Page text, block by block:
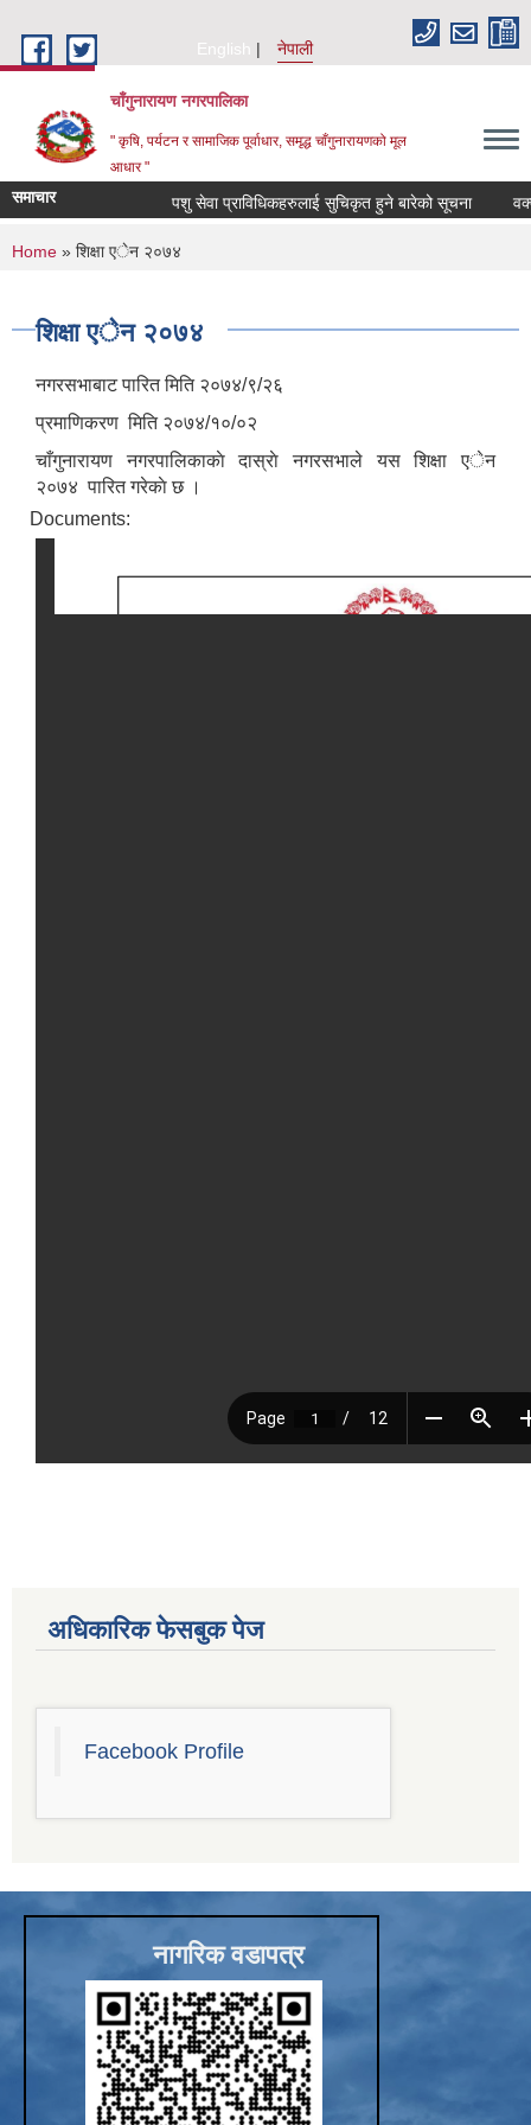
English
नेपाली
चाँगुनारायण नगरपालिका
" कृषि, पर्यटन र सामाजिक पूर्वाधार, समृद्ध चाँगुनारायणको मूल
आधार "
समाचार पशु सेवा प्राविधिकहरुलाई सुचिकृत हुने बारेको सूचना
You are here
Home » शिक्षा एेन २०७४
शिक्षा एेन २०७४
नगरसभाबाट पारित मिति २०७४/९/२६
प्रमाणिकरण मिति २०७४/१०/०२
चाँगुनारायण नगरपालिकाकाे दास्राे नगरसभाले यस शिक्षा एेन
२०७४ पारित गरेकाे छ ।
Documents:
अधिकारिक फेसबुक पेज
Facebook Profile
नागरिक वडापत्र